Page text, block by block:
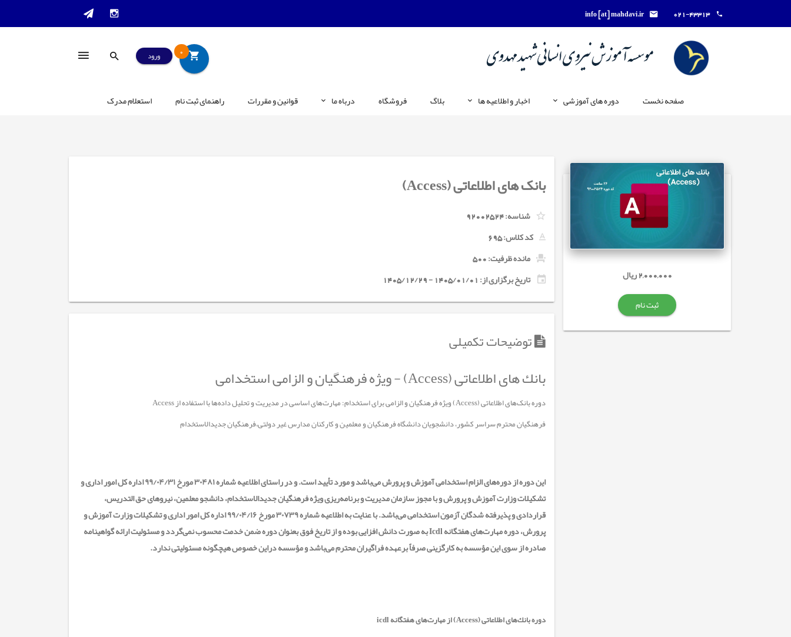
021-43313
info [at] mahdavi.ir
0 ورود
صفحه نخست دوره های آموزشی اخبار و اطلاعیه ها بلاگ فروشگاه درباه ما قوانین و مقررات راهنمای ثبت نام استعلام مدرک
2,000,000 ریال
ثبت نام
بانک های اطلاعاتی (Access)
شناسه:92002524
کد کلاس:695
مانده ظرفیت: 500
تاریخ برگزاری از: 1405/01/01 - 1405/12/29
توضیحات تکمیلی
بانك های اطلاعاتی (Access) - ویژه فرهنگیان و الزامی استخدامی
دوره بانک‌های اطلاعاتی (Access) ویژه فرهنگیان و الزامی برای استخدام: مهارت‌های اساسی در مدیریت و تحلیل داده‌ها با استفاده از Access
فرهنگیان محترم سراسر کشور، دانشجویان دانشگاه فرهنگیان و معلمین و کارکنان مدارس غیر دولتی،فرهنگيان جديدالاستخدام
این دوره از دوره‌های الزام استخدامی آموزش و پرورش می‌باشد و مورد تأیید است. و در راستای اطلاعیه شماره ۳۰۴۸۱ مورخ ۹۹/۰۴/۳۱ اداره کل امور اداری و
تشکیلات وزارت آموزش و پرورش و با مجوز سازمان مدیریت و برنامه‌ریزی ویژه فرهنگیان جدیدالاستخدام، دانشجو معلمین، نیرو‌های حق التدریس،
قراردادی و پذیرفته شدگان آزمون استخدامی می‌باشد. با عنایت به اطلاعیه شماره ۳۰۷۳۹ مورخ ۹۹/۰۴/۱۶ اداره کل امور اداری و تشکیلات وزارت آموزش و
پرورش، دوره مهارت‌های هفتگانه Icdl به صورت دانش افزایی بوده و از تاریخ فوق بعنوان دوره ضمن خدمت محسوب نمی‌گردد و مسئولیت ارائه گواهینامه
صادره از سوی این مؤسسه به کارگزینی صرفاً برعهده فراگیران محترم می‌باشد و مؤسسه دراین خصوص هیچگونه مسئولیتی ندارد.
دوره بانك‌های اطلاعاتی (Access) از مهارت‌های هفتگانه icdl